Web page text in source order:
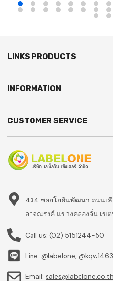
LINKS PRODUCTS
INFORMATION
CUSTOMER SERVICE
434 ซอยโยธินพัฒนา ถนนเ
อาจณรงค์ แขวงคลองจั่น เขต
Call us: (02) 5151244-50
Line: @labelone,
Email: sales@labelone.co.th